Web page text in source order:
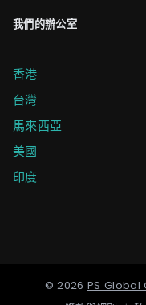
我們的辦公室
香港
台灣
馬來西亞
美國
印度
©2026 PS Global